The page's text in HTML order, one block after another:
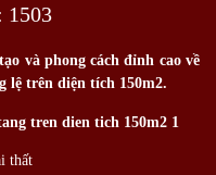
1503
và phong cách đỉnh cao về
lệ trên diện tích 150m2.
thất